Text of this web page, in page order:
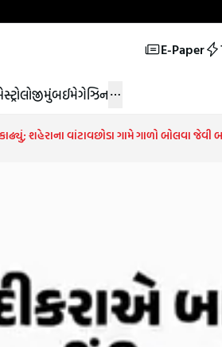
E-Paper
મુંબઈમેગેઝિન
શહેરાના વાંટાવછોડા ગામે ગાળો બોલવા જેવી